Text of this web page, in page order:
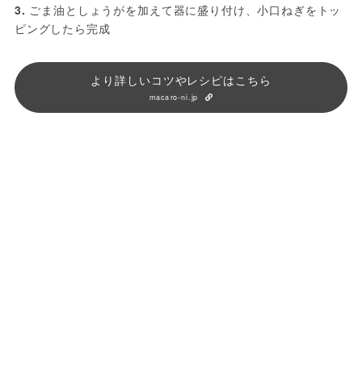
3. ごま油としょうがを加えて器に盛り付け、小口ねぎをトッ
ピングしたら完成
より詳しいコツやレシピはこちら
macaro-ni.jp